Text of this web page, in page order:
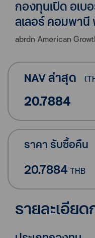
กองทุนเปิด อเบ
ลเลอร์ คอมพา
abrdn American
NAV ล่าสุด (
20.7884
ราคา รับซื้อคืน
20.7884 THB
รายละเอีย